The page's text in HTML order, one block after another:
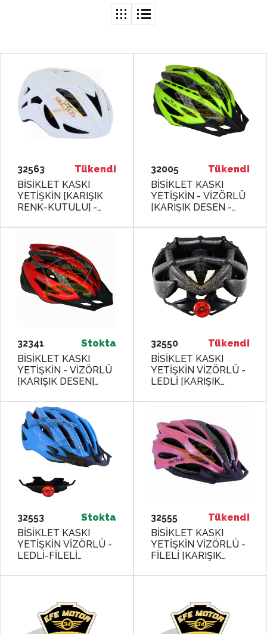
32563
Tükendi
BİSİKLET KASKI
YETİŞKİN [KARIŞIK
RENK-KUTULU] -
30] - M
32005
Tükendi
BİSİKLET KASKI
YETİŞKİN - VİZÖRLÜ
[KARIŞIK DESEN -
32341
Stokta
BİSİKLET KASKI
YETİŞKİN - VİZÖRLÜ
[KARIŞIK DESEN]
L
32550
Tükendi
BİSİKLET KASKI
YETİŞKİN VİZÖRLÜ -
LEDLİ [KARIŞIK
/ L] RECTUS
32553
Stokta
BİSİKLET KASKI
YETİŞKİN VİZÖRLÜ -
LEDLİ-FİLELİ
MAT] R-26 [56 - 58
32555
Tükendi
BİSİKLET KASKI
YETİŞKİN VİZÖRLÜ -
FİLELİ [KARIŞIK
cm / M] RECTUS